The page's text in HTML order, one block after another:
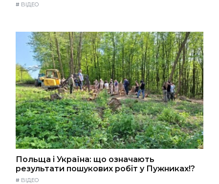
# ВІДЕО
Польща і Україна: що означають
результати пошукових робіт у Пужниках!?
# ВІДЕО